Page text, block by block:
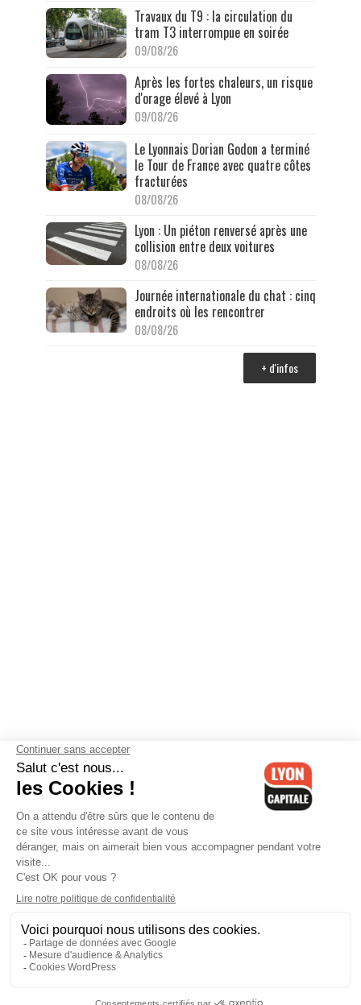
Travaux du T9 : la circulation du
tram T3 interrompue en soirée
09/08/26
Après les fortes chaleurs, un risque
d'orage élevé à Lyon
09/08/26
Le Lyonnais Dorian Godon a terminé
le Tour de France avec quatre côtes
fracturées
08/08/26
Lyon : Un piéton renversé après une
collision entre deux voitures
08/08/26
Journée internationale du chat : cinq
endroits où les rencontrer
08/08/26
+ d'infos
Contactez-nous-Mentions légales-CGV-Politique de
confidentialité-Gestion des cookies